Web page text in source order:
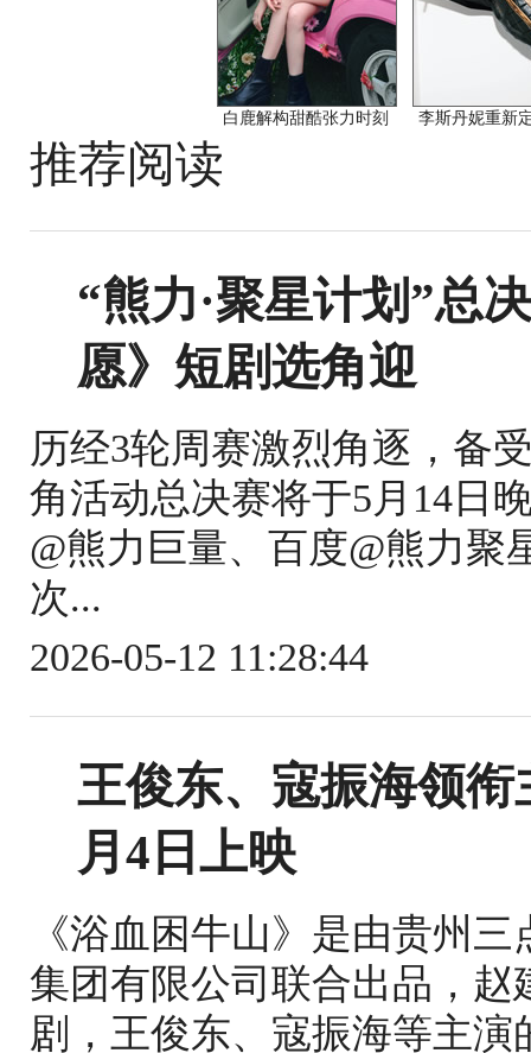
白鹿解构甜酷张力时刻 李斯丹妮重新
推荐阅读
“熊力·聚星计划”总
愿》短剧选角迎
历经3轮周赛激烈角逐，备
角活动总决赛将于5月14日
@熊力巨量、百度@熊力聚
次...
2026-05-12 11:28:44
王俊东、寇振海领
月4日上映
《浴血困牛山》是由贵州
集团有限公司联合出品，
剧，王俊东、寇振海等主演